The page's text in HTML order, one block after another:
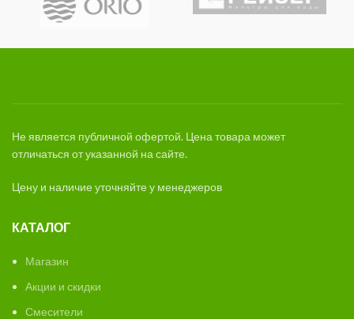
Не является публичной офертой. Цена товара может
отличаться от указанной на сайте.
Цену и наличие уточняйте у менеджеров
КАТАЛОГ
Магазин
Акции и скидки
Смесители